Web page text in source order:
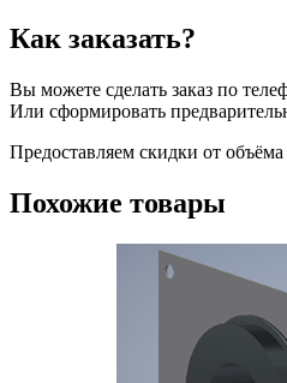
Как заказать?
Вы можете сделать заказ по
Или сформировать
Предоставляем скидки от объёма
Похожие товары